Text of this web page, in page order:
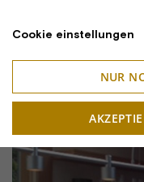
Cookie einstellungen
NUR